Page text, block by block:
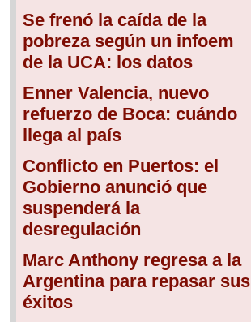
Se frenó la caída de la
pobreza según un infoem
de la UCA: los datos
Enner Valencia, nuevo
refuerzo de Boca: cuándo
llega al país
Conflicto en Puertos: el
Gobierno anunció que
suspenderá la
desregulación
Marc Anthony regresa a la
Argentina para repasar sus
éxitos